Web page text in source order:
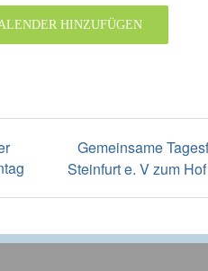
HINZUFÜGEN
Gemeinsame
Steinfurt e. V zum